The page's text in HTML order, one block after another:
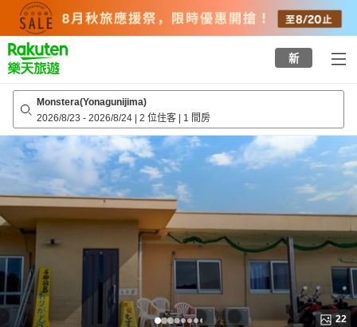
top
page
新
Monstera(Yonagunijima)
2026/8/23 - 2026/8/24 | 2 位住客 | 1 間房
22